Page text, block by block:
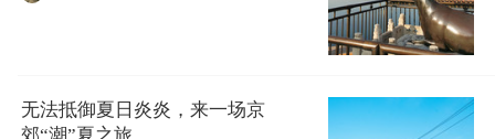
无法抵御夏日炎炎，来一场京